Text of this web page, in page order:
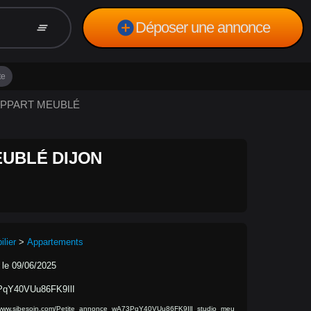
clear_all add_circleDéposer une annonce
MEUBLÉ
DIJON
> Appartements
le 09/06/2025
Petite_annonce_wA73PqY40VUu86FK9IlI_studio_meu